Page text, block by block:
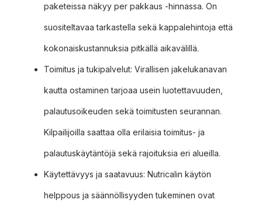
paketeissa näkyy per pakkaus -hinnassa. On
suositeltavaa tarkastella sekä kappalehintoja että
kokonaiskustannuksia pitkällä aikavälillä.
Toimitus ja tukipalvelut: Virallisen jakelukanavan
kautta ostaminen tarjoaa usein luotettavuuden,
palautusoikeuden sekä toimitusten seurannan.
Kilpailijoilla saattaa olla erilaisia toimitus- ja
palautuskäytäntöjä sekä rajoituksia eri alueilla.
Käytettävyys ja saatavuus: Nutricalin käytön
helppous ja säännöllisyyden tukeminen ovat